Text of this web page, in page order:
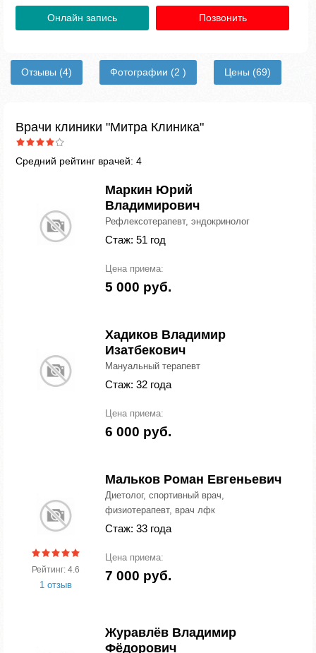
Онлайн запись Позвонить
Отзывы (4) Фотографии (2 ) Цены (69)
Врачи клиники "Митра Клиника"
Средний рейтинг врачей: 4
Маркин Юрий
Владимирович
Рефлексотерапевт, эндокринолог
Стаж: 51 год
Цена приема:
5 000 руб.
Хадиков Владимир
Изатбекович
Мануальный терапевт
Стаж: 32 года
Цена приема:
6 000 руб.
Рейтинг: 4.6
1 отзыв
Мальков Роман Евгеньевич
Диетолог, спортивный врач,
физиотерапевт, врач лфк
Стаж: 33 года
Цена приема:
7 000 руб.
Журавлёв Владимир
Фёдорович